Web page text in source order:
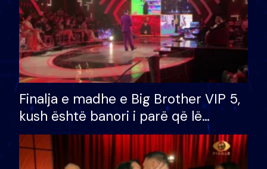
Finalja e madhe e Big Brother VIP 5,
kush është banori i parë që lë
shtëpinë dhe humb mundësinë për
të fituar çmimin e madh